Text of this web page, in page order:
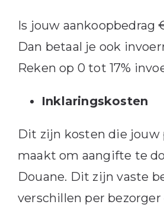
Is jouw aankoopbedrag
Dan betaal je ook
Reken op 0 tot 17%
Inklaringskosten
Dit zijn kosten die
maakt om aangifte te
Douane. Dit zijn vaste
verschillen per bezorger